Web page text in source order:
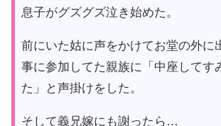
息子がグズグズ泣き始めた。
前にいた姑に声をかけてお堂の外に
事に参加してた親族に「中座してす
た」と声掛けをした。
そして義兄嫁にも謝ったら…